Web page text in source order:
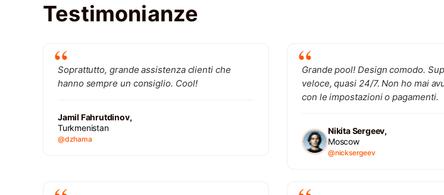
Testimonianze
Soprattutto, grande assistenza clienti che
hanno sempre un consiglio. Cool!
Jamil Fahrutdinov,
Turkmenistan
@dzhama
Grande pool! Design comodo.
veloce, quasi 24/7. Non ho mai
con le impostazioni o pagamenti.
Nikita Sergeev,
Moscow
@nicksergeev